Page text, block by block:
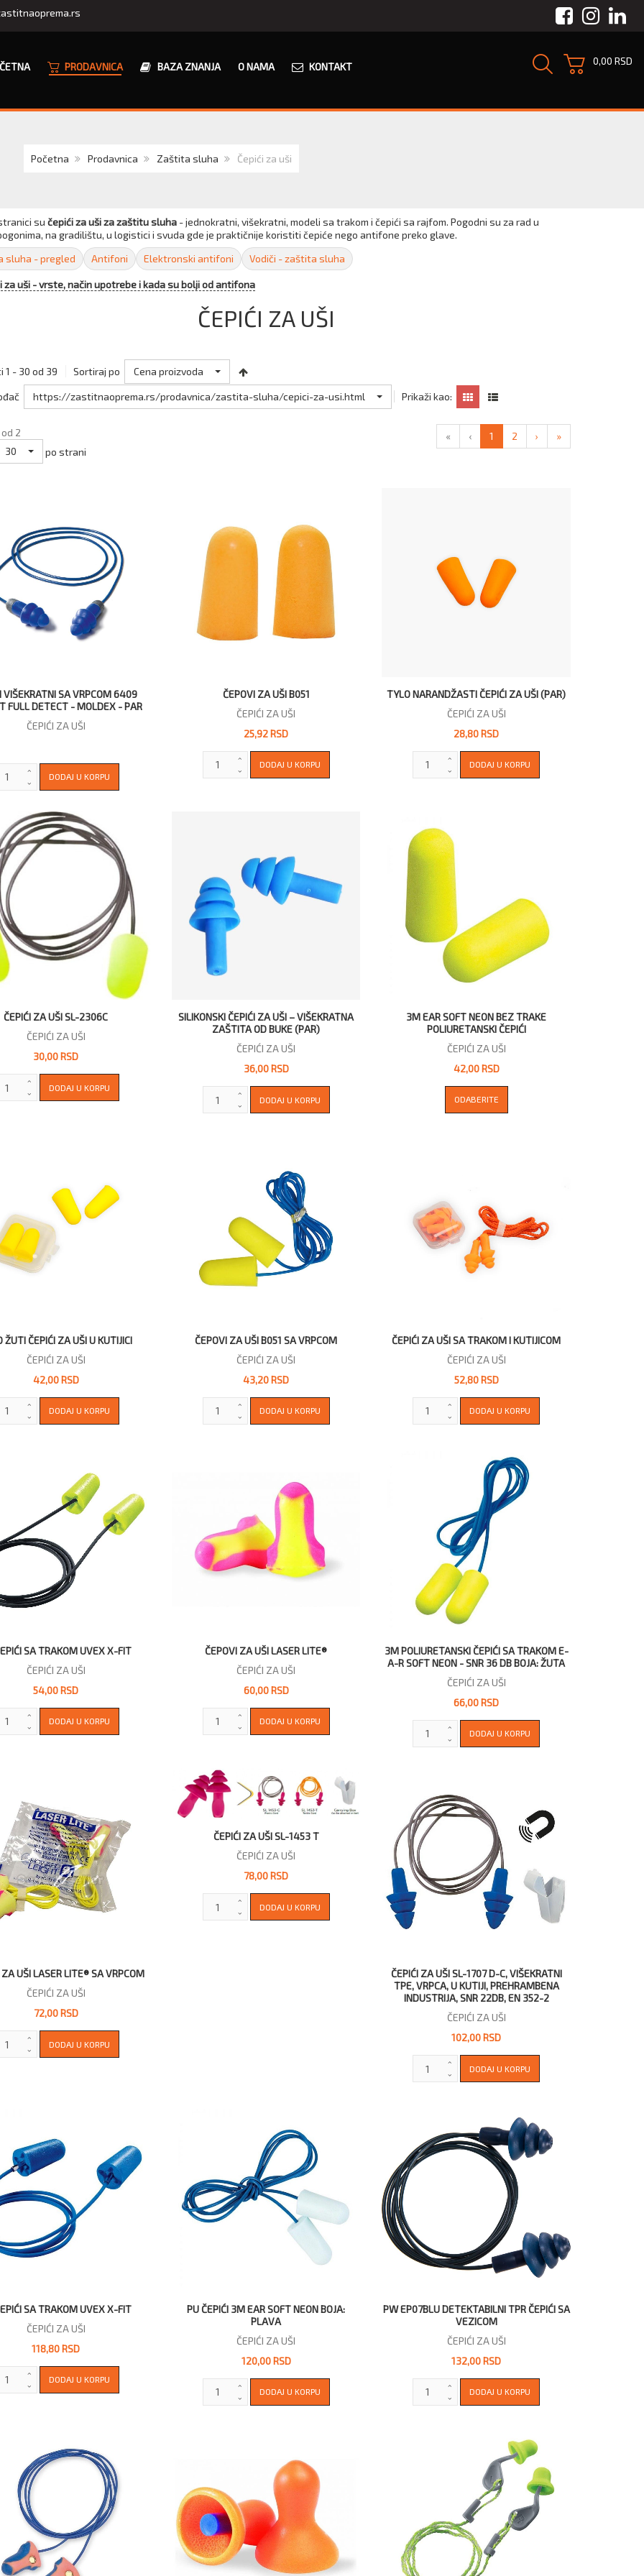
Facebook
PRODAVNICA BAZA ZNANJA O NAMA KONTAKT 0,00 RSD
Početna Prodavnica Zaštita sluha Čepići za uši
su čepići za uši za zaštitu sluha- jednokratni, višekratni, modeli sa trakom i čepići sa rajfom. Pogodni su za rad u
na gradilištu, u logistici i svuda gde je praktičnije koristiti čepiće nego antifone preko glave.
sluha - pregled
Antifoni Elektronski antifoni Vodiči - zaštita sluha
za uši - vrste, način upotrebe i kada su bolji od antifona
ČEPIĆI ZA UŠI
1 - 30 od 39 Sortiraj po Cena proizvoda
https://zastitnaoprema.rs/prodavnica/zastita-sluha/cepici-za-usi.html Prikaži kao:
2
30
po strani
« ‹ 1 2 › »
VIŠEKRATNI SA VRPCOM 6409
FULL DETECT - MOLDEX - PAR
ČEPIĆI ZA UŠI
ČEPOVI ZA UŠI B051
ČEPIĆI ZA UŠI
25,92 RSD
TYLO NARANDŽASTI ČEPIĆI ZA UŠI (PAR)
ČEPIĆI ZA UŠI
28,80 RSD
ČEPIĆI ZA UŠI SL-2306C
ČEPIĆI ZA UŠI
30,00 RSD
SILIKONSKI ČEPIĆI ZA UŠI – VIŠEKRATNA
ZAŠTITA OD BUKE (PAR)
ČEPIĆI ZA UŠI
36,00 RSD
3M EAR SOFT NEON BEZ TRAKE
POLIURETANSKI ČEPIĆI
ČEPIĆI ZA UŠI
42,00 RSD
ODABERITE
ŽUTI ČEPIĆI ZA UŠI U KUTIJICI
ČEPIĆI ZA UŠI
42,00 RSD
ČEPOVI ZA UŠI B051 SA VRPCOM
ČEPIĆI ZA UŠI
43,20 RSD
ČEPIĆI ZA UŠI SA TRAKOM I KUTIJICOM
ČEPIĆI ZA UŠI
52,80 RSD
SA TRAKOM UVEX X-FIT
ČEPIĆI ZA UŠI
54,00 RSD
ČEPOVI ZA UŠI LASER LITE®
ČEPIĆI ZA UŠI
60,00 RSD
3M POLIURETANSKI ČEPIĆI SA TRAKOM E-
A-R SOFT NEON - SNR 36 DB BOJA: ŽUTA
ČEPIĆI ZA UŠI
66,00 RSD
ZA UŠI LASER LITE® SA VRPCOM
ČEPIĆI ZA UŠI
72,00 RSD
ČEPIĆI ZA UŠI SL-1453 T
ČEPIĆI ZA UŠI
78,00 RSD
ČEPIĆI ZA UŠI SL-1707 D-C, VIŠEKRATNI
TPE, VRPCA, U KUTIJI, PREHRAMBENA
INDUSTRIJA, SNR 22DB, EN 352-2
ČEPIĆI ZA UŠI
102,00 RSD
SA TRAKOM UVEX X-FIT
ČEPIĆI ZA UŠI
118,80 RSD
PU ČEPIĆI 3M EAR SOFT NEON BOJA:
PLAVA
ČEPIĆI ZA UŠI
120,00 RSD
PW EP07BLU DETEKTABILNI TPR ČEPIĆI SA
VEZICOM
ČEPIĆI ZA UŠI
132,00 RSD